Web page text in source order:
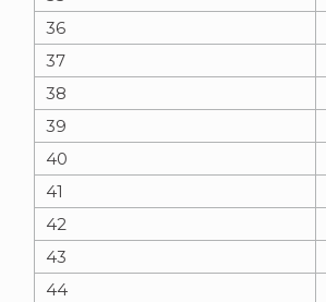
36
37
38
39
40
41
42
43
44